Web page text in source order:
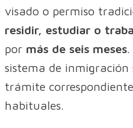
visado o permiso
residir, estudiar o
por más de seis meses.
sistema de inmigración
trámite
habituales.